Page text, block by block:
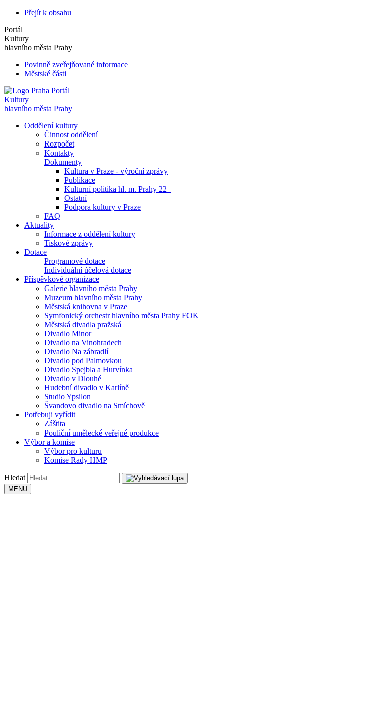
Přejít k obsahu
Portál
Kultury
hlavního města Prahy
Povinně zveřejňované informace
Městské části
Portál
Kultury
hlavního města Prahy
Oddělení kultury
Činnost oddělení
Rozpočet
Kontakty
Dokumenty
Kultura v Praze - výroční zprávy
Publikace
Kulturní politika hl. m. Prahy 22+
Ostatní
Podpora kultury v Praze
FAQ
Aktuality
Informace z oddělení kultury
Tiskové zprávy
Dotace
Programové dotace
Individuální účelová dotace
Příspěvkové organizace
Galerie hlavního města Prahy
Muzeum hlavního města Prahy
Městská knihovna v Praze
Symfonický orchestr hlavního města Prahy FOK
Městská divadla pražská
Divadlo Minor
Divadlo na Vinohradech
Divadlo Na zábradlí
Divadlo pod Palmovkou
Divadlo Spejbla a Hurvínka
Divadlo v Dlouhé
Hudební divadlo v Karlíně
Studio Ypsilon
Švandovo divadlo na Smíchově
Potřebuji vyřídit
Záštita
Pouliční umělecké veřejné produkce
Výbor a komise
Výbor pro kulturu
Komise Rady HMP
Hledat
MENU